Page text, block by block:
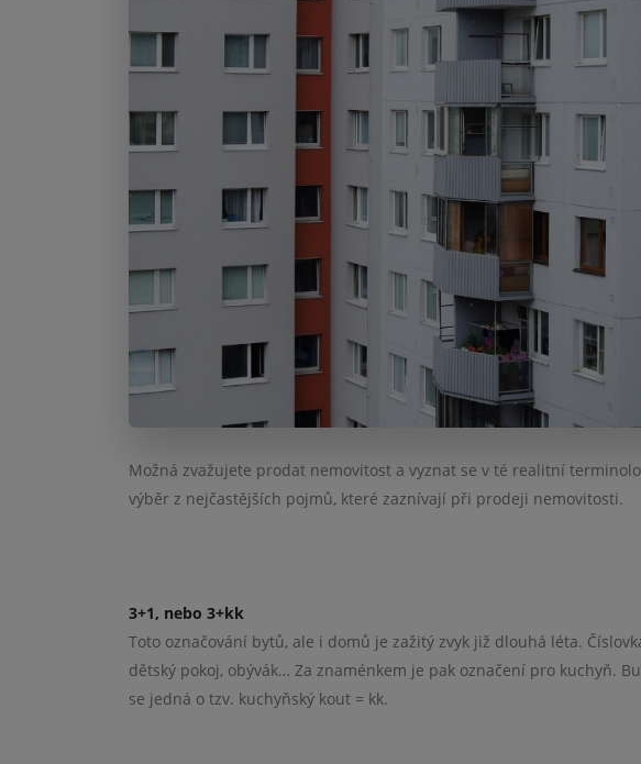
Možná zvažujete prodat nemovitost a vyznat se v té realitní
výběr z nejčastějších pojmů, které zaznívají při prodeji nemovitosti.
3+1, nebo 3+kk
Toto označování bytů, ale i domů je zažitý zvyk již dlouhá léta.
dětský pokoj, obývák… Za znaménkem je pak označení pro kuchyň.
se jedná o tzv. kuchyňský kout = kk.